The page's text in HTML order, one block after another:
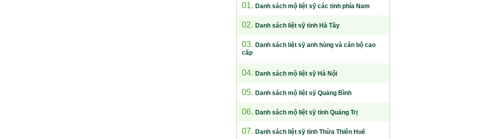
01. Danh sách mộ liệt sỹ các tỉnh phía Nam
02. Danh sách liệt sỹ tỉnh Hà Tây
03. Danh sách liệt sỹ anh hùng và cán bộ cao
cấp
04. Danh sách mộ liệt sỹ Hà Nội
05. Danh sách mộ liệt sỹ Quảng Bình
06. Danh sách mộ liệt sỹ tỉnh Quảng Trị
07. Danh sách liệt sỹ tỉnh Thừa Thiên Huế